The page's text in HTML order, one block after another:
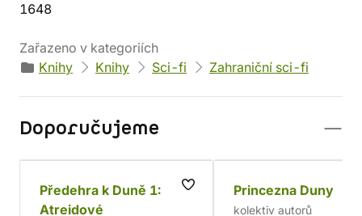
1648
Zařazeno v kategoriích
Knihy
Knihy Sci-fi Zahraniční sci-fi
Doporučujeme
Předehra k Duně 1:
Atreidové
Princezna Duny
kolektiv autorů